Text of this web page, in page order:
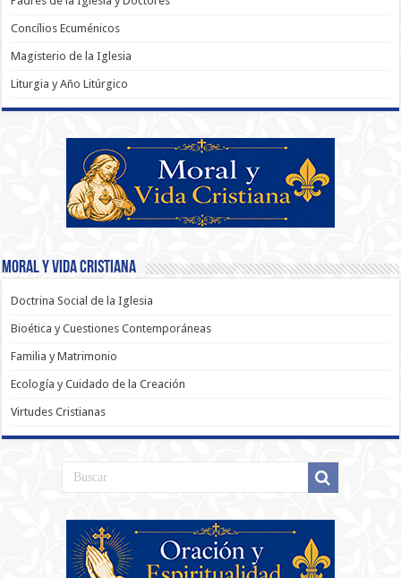
Concílios Ecuménicos
Magisterio de la Iglesia
Liturgia y Año Litúrgico
Moral y Vida Cristiana
Doctrina Social de la Iglesia
Bioética y Cuestiones Contemporáneas
Familia y Matrimonio
Ecología y Cuidado de la Creación
Virtudes Cristianas